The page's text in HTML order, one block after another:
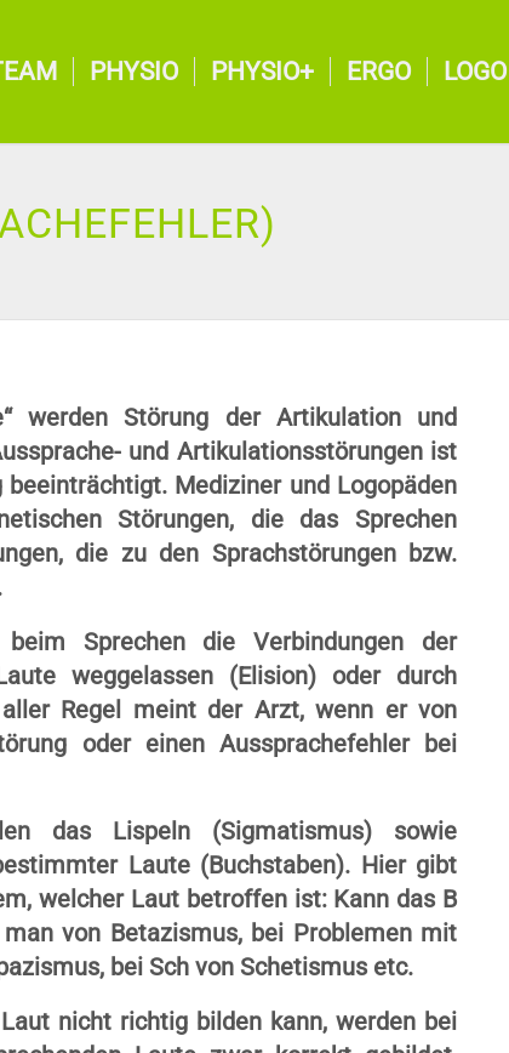
PHYSIO PHYSIO+ ERGO LOGO
werden Störung der Artikulation und
und Artikulationsstörungen ist
Mediziner und Logopäden
Störungen, die das Sprechen
die zu den Sprachstörungen bzw.
Sprechen die Verbindungen der
weggelassen (Elision) oder durch
Regel meint der Arzt, wenn er von
oder einen Aussprachefehler bei
das Lispeln (Sigmatismus) sowie
Laute (Buchstaben). Hier gibt
welcher Laut betroffen ist: Kann das B
von Betazismus, bei Problemen mit
bei Sch von Schetismus etc.
nicht richtig bilden kann, werden bei